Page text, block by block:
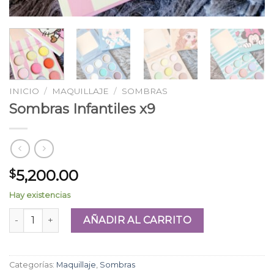
INICIO / MAQUILLAJE / SOMBRAS
Sombras Infantiles x9
$5,200.00
Hay existencias
Sombras Infantiles x9 cantidad
AÑADIR AL CARRITO
Categorías: Maquillaje Sombras